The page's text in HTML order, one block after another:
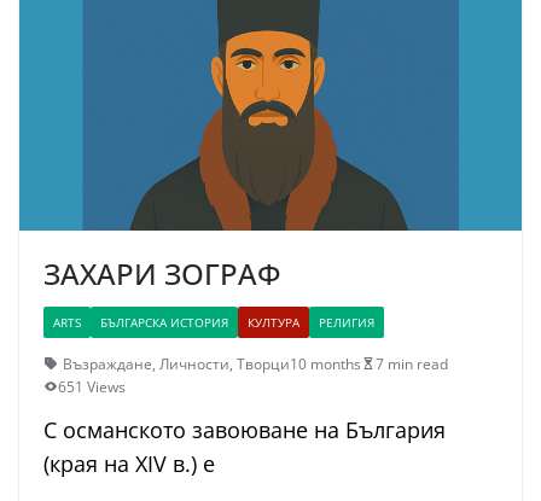
ЗАХАРИ ЗОГРАФ
ARTS БЪЛГАРСКА ИСТОРИЯ КУЛТУРА РЕЛИГИЯ
Възраждане, Личности, Творци10 months
7 min read
651 Views
С османското завоюване на България
(края на XIV в.) е